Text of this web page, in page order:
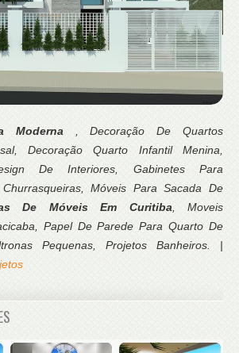
Moderna , Decoração De Quartos
Decoração Quarto Infantil Menina,
De Interiores, Gabinetes Para
Churrasqueiras, Móveis Para Sacada De
De Móveis Em Curitiba, Moveis
Papel De Parede Para Quarto De
Pequenas, Projetos Banheiros. |